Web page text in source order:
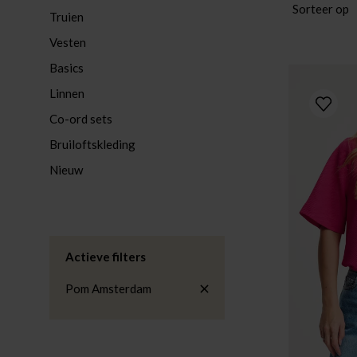
Truien
Vesten
Basics
Linnen
Co-ord sets
Bruiloftskleding
Nieuw
Actieve filters
Pom Amsterdam
Sorteer op